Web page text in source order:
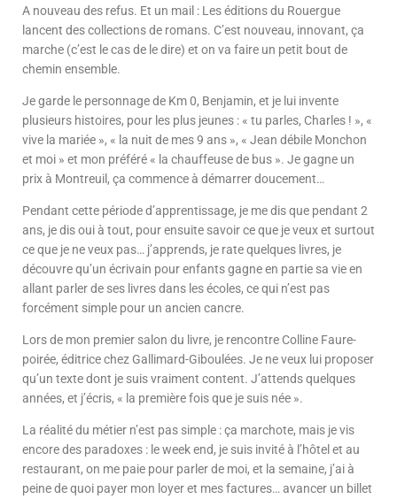
A nouveau des refus. Et un mail : Les éditions du Rouergue
lancent des collections de romans. C’est nouveau, innovant, ça
marche (c’est le cas de le dire) et on va faire un petit bout de
chemin ensemble.
Je garde le personnage de Km 0, Benjamin, et je lui invente
plusieurs histoires, pour les plus jeunes : « tu parles, Charles ! », «
vive la mariée », « la nuit de mes 9 ans », « Jean débile Monchon
et moi » et mon préféré « la chauffeuse de bus ». Je gagne un
prix à Montreuil, ça commence à démarrer doucement…
Pendant cette période d’apprentissage, je me dis que pendant 2
ans, je dis oui à tout, pour ensuite savoir ce que je veux et surtout
ce que je ne veux pas… j’apprends, je rate quelques livres, je
découvre qu’un écrivain pour enfants gagne en partie sa vie en
allant parler de ses livres dans les écoles, ce qui n’est pas
forcément simple pour un ancien cancre.
Lors de mon premier salon du livre, je rencontre Colline Faure-
poirée, éditrice chez Gallimard-Giboulées. Je ne veux lui proposer
qu’un texte dont je suis vraiment content. J’attends quelques
années, et j’écris, « la première fois que je suis née ».
La réalité du métier n’est pas simple : ça marchote, mais je vis
encore des paradoxes : le week end, je suis invité à l’hôtel et au
restaurant, on me paie pour parler de moi, et la semaine, j’ai à
peine de quoi payer mon loyer et mes factures… avancer un billet